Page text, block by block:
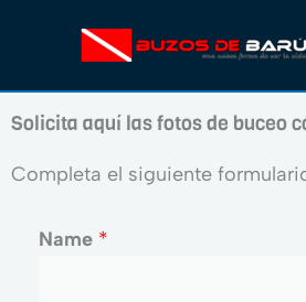
Solicita aquí las fotos de buceo
Completa el siguiente
Name *